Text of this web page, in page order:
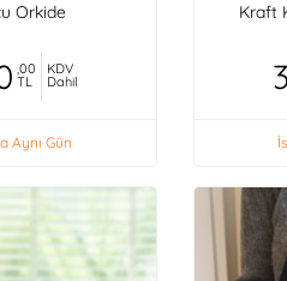
Orkide
,00
TL
KDV
Dahil
Aynı Gün
Kraft